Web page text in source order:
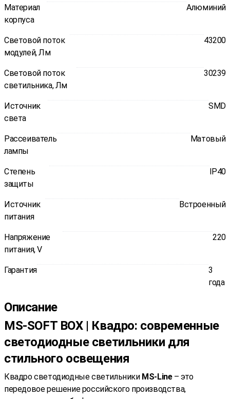
Материал
корпуса
Алюминий
Световой поток
модулей, Лм
43200
Световой поток
светильника, Лм
30239
Источник
света
SMD
Рассеиватель
лампы
Матовый
Степень
защиты
IP40
Источник
питания
Встроенный
Напряжение
питания, V
220
Гарантия
3
года
Описание
MS-SOFT BOX | Квадро: современные
светодиодные светильники для
стильного освещения
Квадро светодиодные светильники MS-Line – это
передовое решение российского производства,